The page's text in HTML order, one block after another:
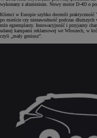
wykonany z aluminium. Nowy motor D-4D o
Klienci w Europie szybko docenili praktyczność
po mieście czy niezawodność podczas
mln egzemplarzy. Innowacyjność i przyjazny
udanej kampanii reklamowej we Włoszech, w
czyli „mały geniusz”.